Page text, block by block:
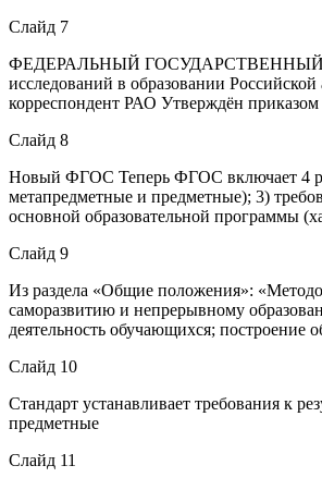
Слайд 7
ФЕДЕРАЛЬНЫЙ ГОСУДАРСТВЕННЫЙ
исследований в образовании
корреспондент РАО Утверждён
Слайд 8
Новый ФГОС Теперь ФГОС включает 4
метапредметные и предметные); 3)
основной образовательной программы
Слайд 9
Из раздела «Общие положения»:
саморазвитию и непрерывному
деятельность обучающихся; построение
Слайд 10
Стандарт устанавливает требования к
предметные
Слайд 11